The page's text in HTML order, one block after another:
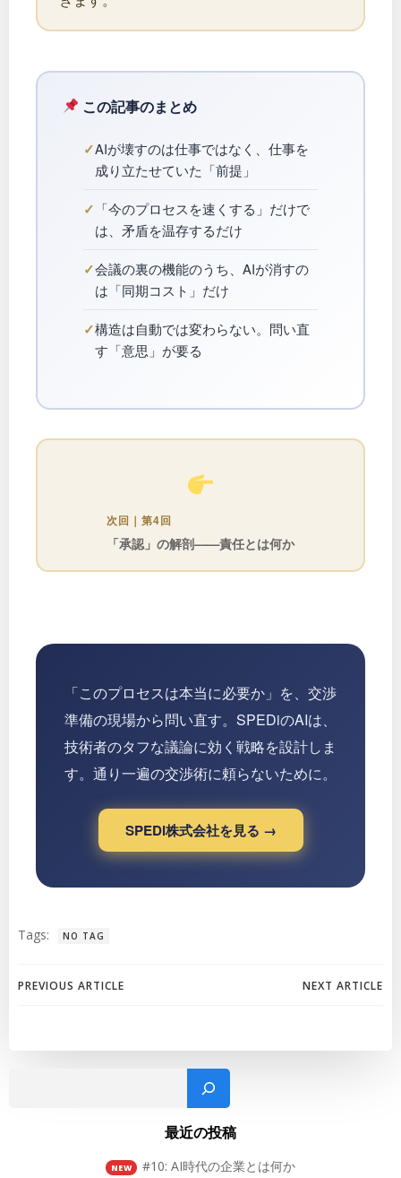
この記事のまとめ
AIが壊すのは仕事ではなく、仕事を
成り立たせていた「前提」
「今のプロセスを速くする」だけで
は、矛盾を温存するだけ
会議の裏の機能のうち、AIが消すの
は「同期コスト」だけ
構造は自動では変わらない。問い直
す「意思」が要る
次回｜第4回
「承認」の解剖——責任とは何か
「このプロセスは本当に必要か」を、交渉
準備の現場から問い直す。SPEDiのAIは、
技術者のタフな議論に効く戦略を設計しま
す。通り一遍の交渉術に頼らないために。
SPEDi株式会社を見る →
Tags: NO TAG
Post
navigation
PREVIOUS ARTICLE
navigation
NEXT ARTICLE
最近の投稿
#10: AI時代の企業とは何か